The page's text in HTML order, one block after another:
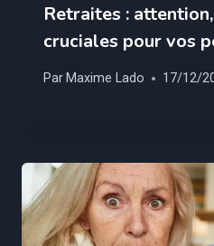
Retraites :
cruciales pour vos
Par Maxime Lado 17/12/